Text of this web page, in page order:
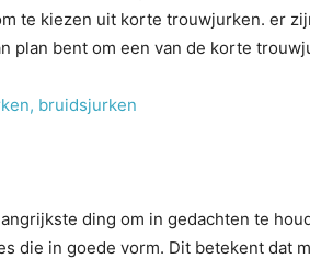
te kiezen uit korte trouwjurken. er
plan bent om een van de korte
ding om in gedachten te
die in goede vorm. Dit betekent dat